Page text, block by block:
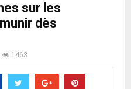
sur les
dès
1463